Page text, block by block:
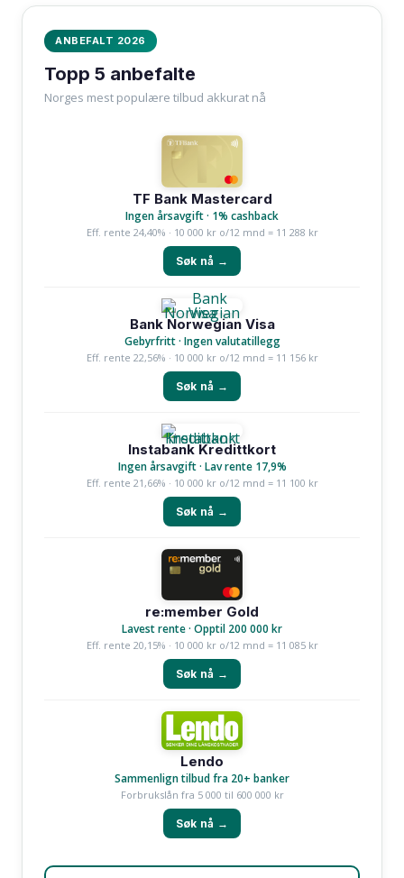
ANBEFALT 2026
Topp 5 anbefalte
Norges mest populære tilbud akkurat nå
TF Bank Mastercard
Ingen årsavgift · 1% cashback
Eff. rente 24,40% · 10 000 kr o/12 mnd = 11 288 kr
Søk nå →
Bank Norwegian Visa
Gebyrfritt · Ingen valutatillegg
Eff. rente 22,56% · 10 000 kr o/12 mnd = 11 156 kr
Søk nå →
Instabank Kredittkort
Ingen årsavgift · Lav rente 17,9%
Eff. rente 21,66% · 10 000 kr o/12 mnd = 11 100 kr
Søk nå →
re:member Gold
Lavest rente · Opptil 200 000 kr
Eff. rente 20,15% · 10 000 kr o/12 mnd = 11 085 kr
Søk nå →
Lendo
Sammenlign tilbud fra 20+ banker
Forbrukslån fra 5 000 til 600 000 kr
Søk nå →